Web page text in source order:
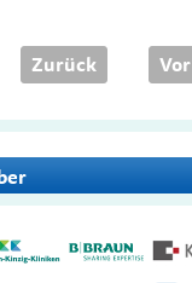
Zurück Vor